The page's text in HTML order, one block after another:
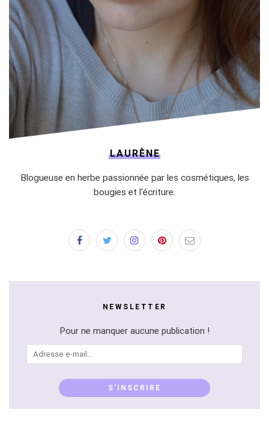
LAURÈNE
Blogueuse en herbe passionnée par les cosmétiques, les
bougies et l'écriture.
NEWSLETTER
Pour ne manquer aucune publication !
Adresse
e-
S'INSCRIRE